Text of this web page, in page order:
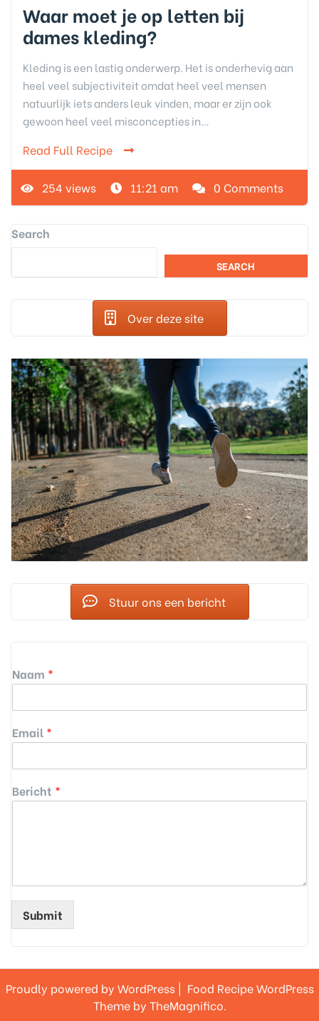
Waar moet je op letten bij
dames kleding?
Kleding is een lastig onderwerp. Het is onderhevig aan
heel veel subjectiviteit omdat heel veel mensen
natuurlijk iets anders leuk vinden, maar er zijn ook
gewoon heel veel misconcepties in…
Read Full Recipe
254 views 11:21 am 0 Comments
Search
SEARCH
Over deze site
Stuur ons een bericht
Naam *
Email *
Bericht *
Submit
Proudly powered by WordPress | Food Recipe WordPress
Theme by TheMagnifico.